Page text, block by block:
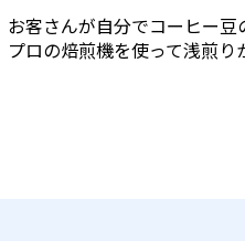
お客さんが自分でコーヒー豆
プロの焙煎機を使って浅煎